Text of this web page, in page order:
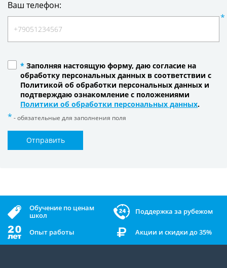
Ваш телефон:
* Заполняя настоящую форму, даю согласие на
обработку персональных данных в соответствии с
Политикой об обработки персональных данных и
подтверждаю ознакомление с положениями
Политики об обработки персональных данных.
- обязательные для заполнения поля
Отправить
Обучение по ценам
школ
Поддержка за рубежом
Опыт работы Акции и скидки до 35%